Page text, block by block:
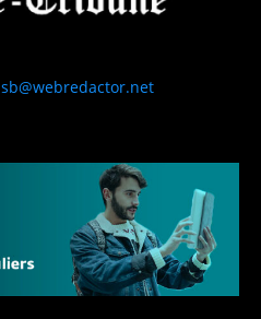
sb@webredactor.net